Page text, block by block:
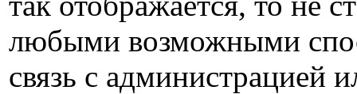
любыми возможными
связь с администрацией